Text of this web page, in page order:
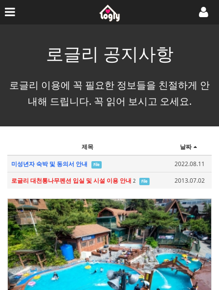
로글리 공지사항
로글리 이용에 꼭 필요한 정보들을 친절하게 안
내해 드립니다. 꼭 읽어 보시고 오세요.
제목 날짜
미성년자 숙박 및 동의서 안내 File
2022.08.11
로글리 대천통나무펜션 입실 및 시설 이용 안내 2 File 2013.07.02